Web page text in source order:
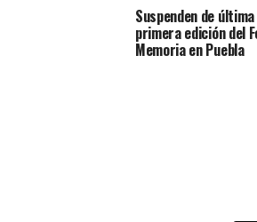
Suspenden de
primera edición del
Memoria en Puebla